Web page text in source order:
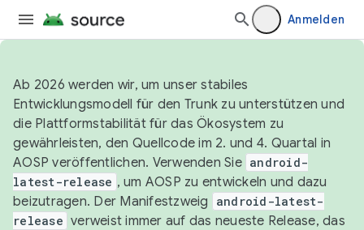
Anmelden
Ab 2026 werden wir, um unser stabiles
Entwicklungsmodell für den Trunk zu unterstützen und
die Plattformstabilität für das Ökosystem zu
gewährleisten, den Quellcode im 2. und 4. Quartal in
AOSP veröffentlichen. Verwenden Sie android-
latest-release , um AOSP zu entwickeln und dazu
beizutragen. Der Manifestzweig
android-latest-
release verweist immer auf das neueste Release, das